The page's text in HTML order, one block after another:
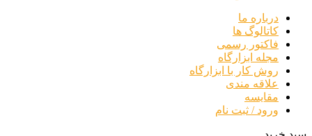
درباره ما
کاتالوگ ها
فاکتور رسمی
مجله ابزارگاه
روش کار با ابزارگاه
علاقه مندی
مقایسه
ورود / ثبت نام